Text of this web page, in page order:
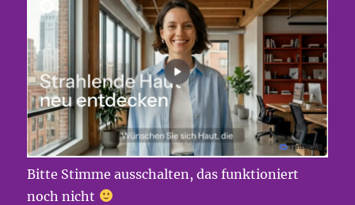
Bitte Stimme ausschalten, das funktioniert
noch nicht